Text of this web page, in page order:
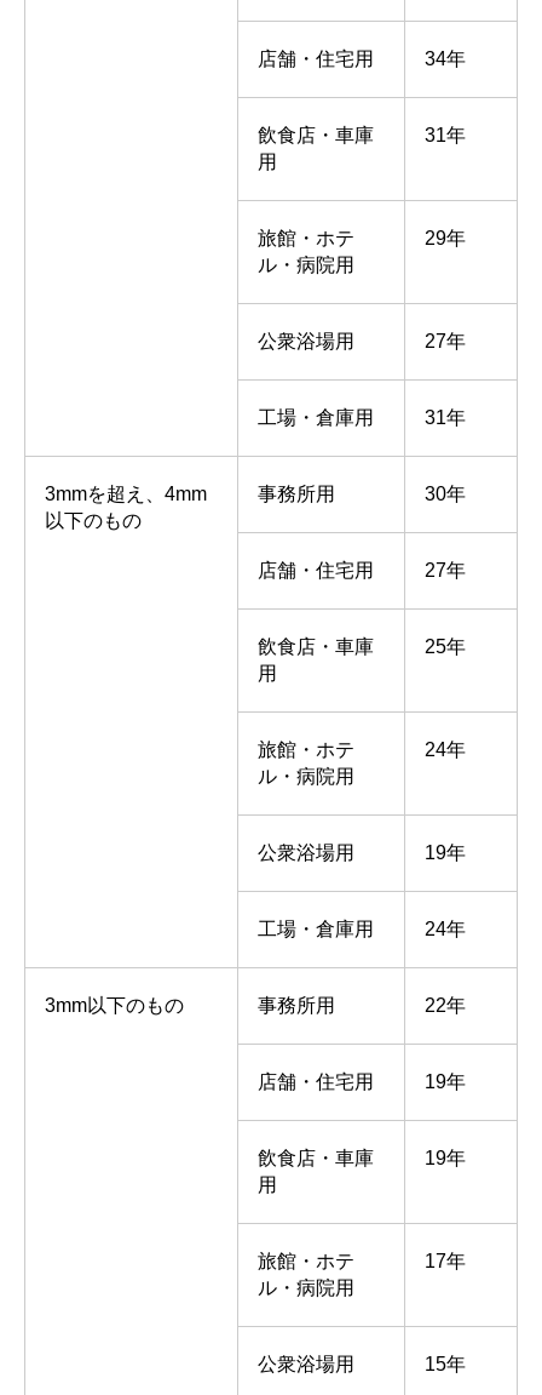
店舗・住宅用 34年
飲食店・車庫
用
31年
旅館・ホテ
ル・病院用
29年
公衆浴場用 27年
工場・倉庫用 31年
3mmを超え、4mm
以下のもの
事務所用 30年
店舗・住宅用 27年
飲食店・車庫
用
25年
旅館・ホテ
ル・病院用
24年
公衆浴場用 19年
工場・倉庫用 24年
3mm以下のもの 事務所用 22年
店舗・住宅用 19年
飲食店・車庫
用
19年
旅館・ホテ
ル・病院用
17年
公衆浴場用 15年